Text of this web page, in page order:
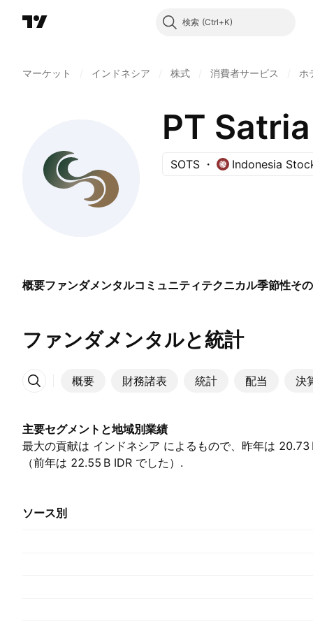
検索
マーケット インドネシア 株式 消費者サービス ホ
PT
SOTS Indonesia
概要ファンダメンタルコミュニティテクニカル季節性そ
ファンダメンタルと統計
概要 財務諸表 統計 配当 決
その他
主要セグメントと地域別業績
最大の貢献は インドネシア によるもので、昨年は ‪20.73
（前年は ‪22.55 B‬ IDR でした）.
ソース別